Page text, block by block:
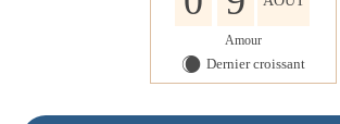
Amour
X Dernier croissant